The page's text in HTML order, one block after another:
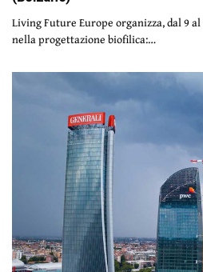
Living Future Europe organizza, dal 9 al
nella progettazione biofilica:…